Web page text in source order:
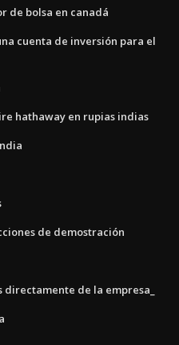
de bolsa en canadá
cuenta de inversión para el
hathaway en rupias indias
de demostración
de la empresa_